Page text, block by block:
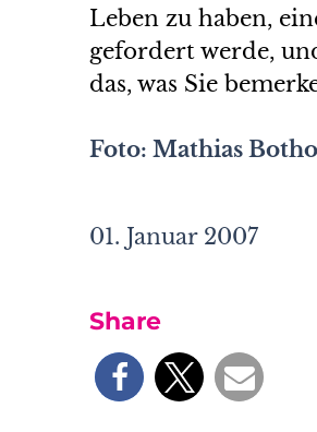
Leben zu haben,
gefordert werde,
das, was Sie
Foto: Mathias
01. Januar 2007
Share